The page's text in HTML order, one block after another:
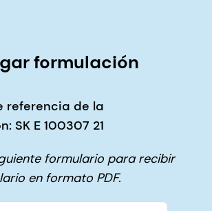
formulación
referencia de la
SK E 100307 21
formulario para recibir
en formato PDF.